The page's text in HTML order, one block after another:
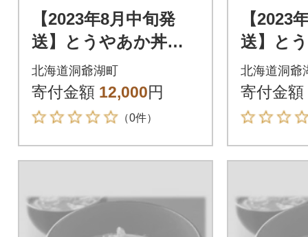
【2023年8月中旬発
送】とうやあか丼の
具 100g×2袋入り 2
箱
北海道洞爺湖町
寄付金額 12,000円
（0件）
【2023
送】と
具
箱
北海道洞爺
寄付金額